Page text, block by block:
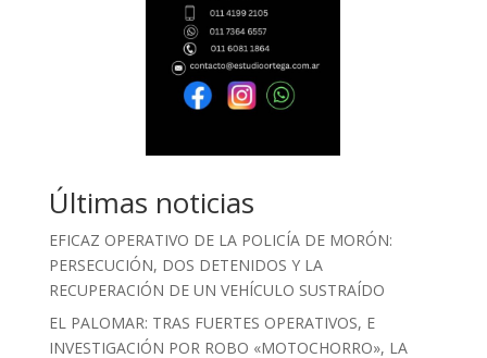
Últimas noticias
EFICAZ OPERATIVO DE LA POLICÍA DE MORÓN:
PERSECUCIÓN, DOS DETENIDOS Y LA
RECUPERACIÓN DE UN VEHÍCULO SUSTRAÍDO
EL PALOMAR: TRAS FUERTES OPERATIVOS, E
INVESTIGACIÓN POR ROBO «MOTOCHORRO», LA